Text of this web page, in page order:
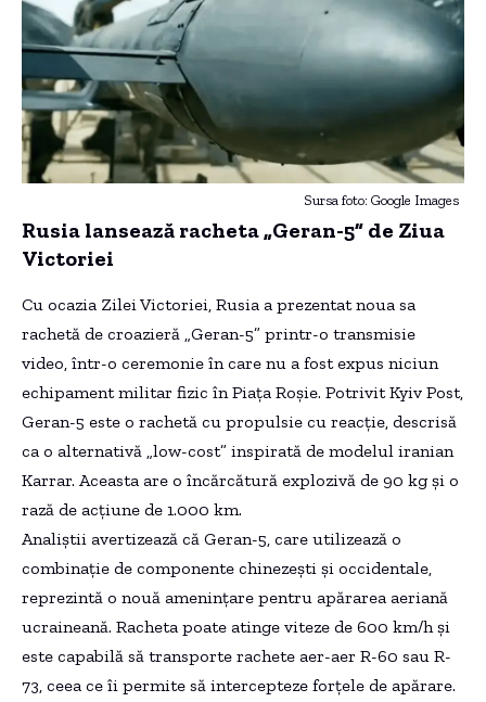
Sursa foto: Google Images
Rusia lansează racheta „Geran-5” de Ziua
Victoriei
Cu ocazia Zilei Victoriei, Rusia a prezentat noua sa
rachetă de croazieră „Geran-5” printr-o transmisie
video, într-o ceremonie în care nu a fost expus niciun
echipament militar fizic în Piața Roșie. Potrivit Kyiv Post,
Geran-5 este o rachetă cu propulsie cu reacție, descrisă
ca o alternativă „low-cost” inspirată de modelul iranian
Karrar. Aceasta are o încărcătură explozivă de 90 kg și o
rază de acțiune de 1.000 km.
Analiștii avertizează că Geran-5, care utilizează o
combinație de componente chinezești și occidentale,
reprezintă o nouă amenințare pentru apărarea aeriană
ucraineană. Racheta poate atinge viteze de 600 km/h și
este capabilă să transporte rachete aer-aer R-60 sau R-
73, ceea ce îi permite să intercepteze forțele de apărare.